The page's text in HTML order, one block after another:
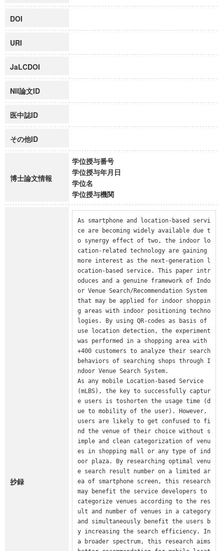
DOI
URI
JaLCDOI
NII論文ID
医中誌ID
その他ID
博士論文情報
学位授与番号
学位授与年月日
学位名
学位授与機関
抄録
As smartphone and location-based servi
ce are becoming widely available due t
o synergy effect of two, the indoor lo
cation-related technology are gaining
more interest as the next-generation l
ocation-based service. This paper intr
oduces and a genuine framework of Indo
or Venue Search/Recommendation System
that may be applied for indoor shoppin
g areas with indoor positioning techno
logies. By using QR-codes as basis of
use location detection, the experiment
was performed in a shopping area with
+400 customers to analyze their search
behaviors of searching shops through I
ndoor Venue Search System.
As any mobile Location-based Service
(mLBS), the key to successfully captur
e users is toshorten the usage time (d
ue to mobility of the user). However,
users are likely to get confused to fi
nd the venue of their choice without s
imple and clean categorization of venu
es in shopping mall or any type of ind
oor plaza. By researching optimal venu
e search result number on a limited ar
ea of smartphone screen, this research
may benefit the service developers to
categorize venues according to the res
ult and number of venues in a category
and simultaneously benefit the users b
y increasing the search efficiency. In
a broader spectrum, this research aims